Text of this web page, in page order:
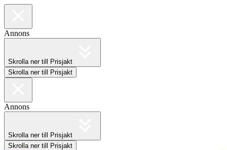
Annons
Skrolla ner till Prisjakt
Skrolla ner till Prisjakt
Annons
Skrolla ner till Prisjakt
Skrolla ner till Prisjakt